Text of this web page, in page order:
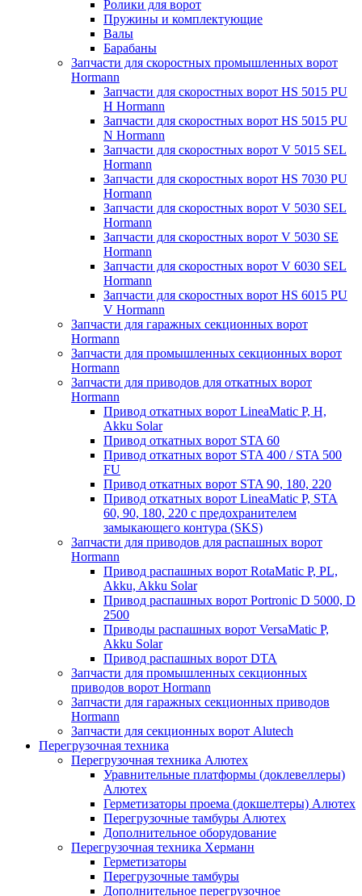
Ролики для ворот
Пружины и комплектующие
Валы
Барабаны
Запчасти для скоростных промышленных ворот
Hormann
Запчасти для скоростных ворот HS 5015 PU
H Hormann
Запчасти для скоростных ворот HS 5015 PU
N Hormann
Запчасти для скоростных ворот V 5015 SEL
Hormann
Запчасти для скоростных ворот HS 7030 PU
Hormann
Запчасти для скоростных ворот V 5030 SEL
Hormann
Запчасти для скоростных ворот V 5030 SE
Hormann
Запчасти для скоростных ворот V 6030 SEL
Hormann
Запчасти для скоростных ворот HS 6015 PU
V Hormann
Запчасти для гаражных секционных ворот
Hormann
Запчасти для промышленных секционных ворот
Hormann
Запчасти для приводов для откатных ворот
Hormann
Привод откатных ворот LineaMatic P, H,
Akku Solar
Привод откатных ворот STA 60
Привод откатных ворот STA 400 / STA 500
FU
Привод откатных ворот STA 90, 180, 220
Привод откатных ворот LineaMatic P, STA
60, 90, 180, 220 с предохранителем
замыкающего контура (SKS)
Запчасти для приводов для распашных ворот
Hormann
Привод распашных ворот RotaMatic P, PL,
Akku, Akku Solar
Привод распашных ворот Portronic D 5000, D
2500
Приводы распашных ворот VersaMatic P,
Akku Solar
Привод распашных ворот DTA
Запчасти для промышленных секционных
приводов ворот Hormann
Запчасти для гаражных секционных приводов
Hormann
Запчасти для секционных ворот Alutech
Перегрузочная техника
Перегрузочная техника Алютех
Уравнительные платформы (доклевеллеры)
Алютех
Герметизаторы проема (докшелтеры) Алютех
Перегрузочные тамбуры Алютех
Дополнительное оборудование
Перегрузочная техника Херманн
Герметизаторы
Перегрузочные тамбуры
Дополнительное перегрузочное